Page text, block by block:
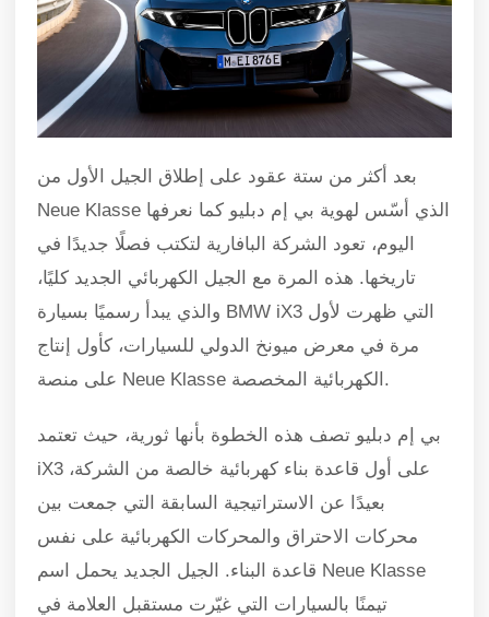
بعد أكثر من ستة عقود على إطلاق الجيل الأول من
Neue Klasse الذي أسّس لهوية بي إم دبليو كما نعرفها
اليوم، تعود الشركة البافارية لتكتب فصلًا جديدًا في
تاريخها. هذه المرة مع الجيل الكهربائي الجديد كليًا،
والذي يبدأ رسميًا بسيارة BMW iX3 التي ظهرت لأول
مرة في معرض ميونخ الدولي للسيارات، كأول إنتاج
على منصة Neue Klasse الكهربائية المخصصة.
بي إم دبليو تصف هذه الخطوة بأنها ثورية، حيث تعتمد
iX3 على أول قاعدة بناء كهربائية خالصة من الشركة،
بعيدًا عن الاستراتيجية السابقة التي جمعت بين
محركات الاحتراق والمحركات الكهربائية على نفس
قاعدة البناء. الجيل الجديد يحمل اسم Neue Klasse
تيمنًا بالسيارات التي غيّرت مستقبل العلامة في